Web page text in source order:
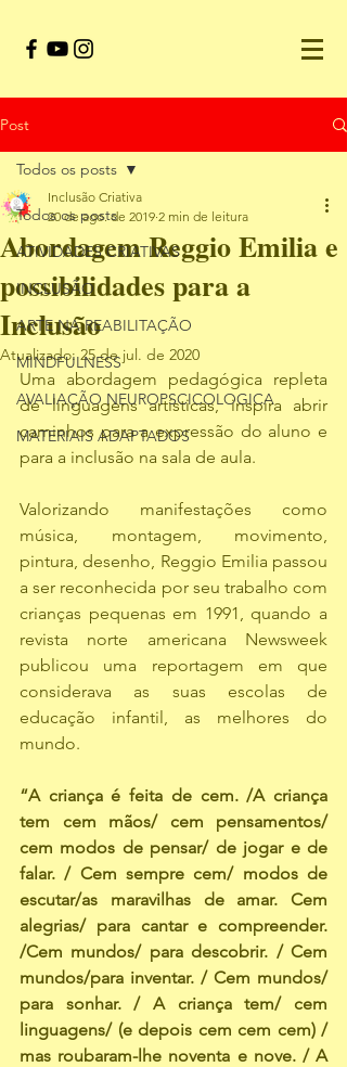
Post
Todos os posts
ATIVIDADES CRIATIVAS
INCLUSÃO
ARTE NA REABILITAÇÃO
MINDFULNESS
AVALIAÇÃO NEUROPSCICOLOGICA
MATERIAIS ADAPTADOS
Todos os posts
Abordagem Reggio Emilia e
possibilidades para a
Inclusão
Inclusão Criativa
20 de ago. de 2019 2 min de leitura
Atualizado:25 de jul. de 2020
Uma abordagem pedagógica repleta
de linguagens artísticas, inspira abrir
caminhos para a expressão do aluno e
para a inclusão na sala de aula.
Valorizando manifestações como
música, montagem, movimento,
pintura, desenho, Reggio Emilia passou
a ser reconhecida por seu trabalho com
crianças pequenas em 1991, quando a
revista norte americana Newsweek
publicou uma reportagem em que
considerava as suas escolas de
educação infantil, as melhores do
mundo.
“A criança é feita de cem. /A criança
tem cem mãos/ cem pensamentos/
cem modos de pensar/ de jogar e de
falar. / Cem sempre cem/ modos de
escutar/as maravilhas de amar. Cem
alegrias/ para cantar e compreender.
/Cem mundos/ para descobrir. / Cem
mundos/para inventar. / Cem mundos/
para sonhar. / A criança tem/ cem
linguagens/ (e depois cem cem cem) /
mas roubaram-lhe noventa e nove. / A